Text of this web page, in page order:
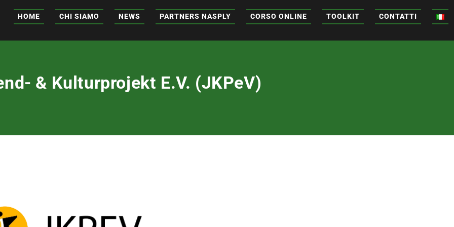
HOME CHI SIAMO NEWS PARTNERS NASPLY CORSO ONLINE TOOLKIT CONTATTI
& Kulturprojekt E.V. (JKPeV)